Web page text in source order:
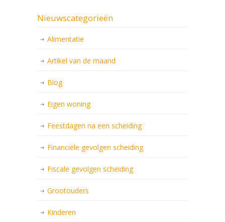
Nieuwscategorieën
Alimentatie
Artikel van de maand
Blog
Eigen woning
Feestdagen na een scheiding
Financiële gevolgen scheiding
Fiscale gevolgen scheiding
Grootouders
Kinderen